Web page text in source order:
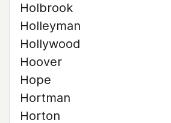
Holbrook
Holleyman
Hollywood
Hoover
Hope
Hortman
Horton